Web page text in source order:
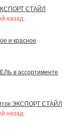
СТАЙЛ
назад
и красное
в ассортименте
ЭКСПОРТ СТАЙЛ
назад